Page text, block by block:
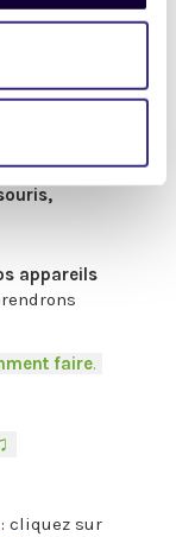
ici
prix,
appareils
faire.
: cliquez sur